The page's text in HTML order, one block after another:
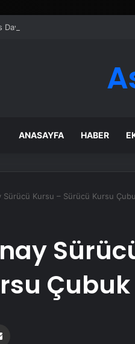
Davasında Gözler Temmuz
ANASAYFA HABER
Sürücü Kursu – Sürücü Kursu
Çubuk